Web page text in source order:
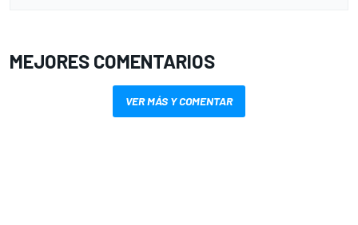
MEJORES COMENTARIOS
VER MÁS Y COMENTAR